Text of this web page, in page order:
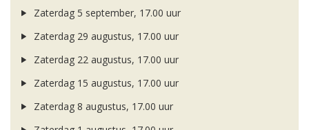
Zaterdag 5 september, 17.00 uur
Zaterdag 29 augustus, 17.00 uur
Zaterdag 22 augustus, 17.00 uur
Zaterdag 15 augustus, 17.00 uur
Zaterdag 8 augustus, 17.00 uur